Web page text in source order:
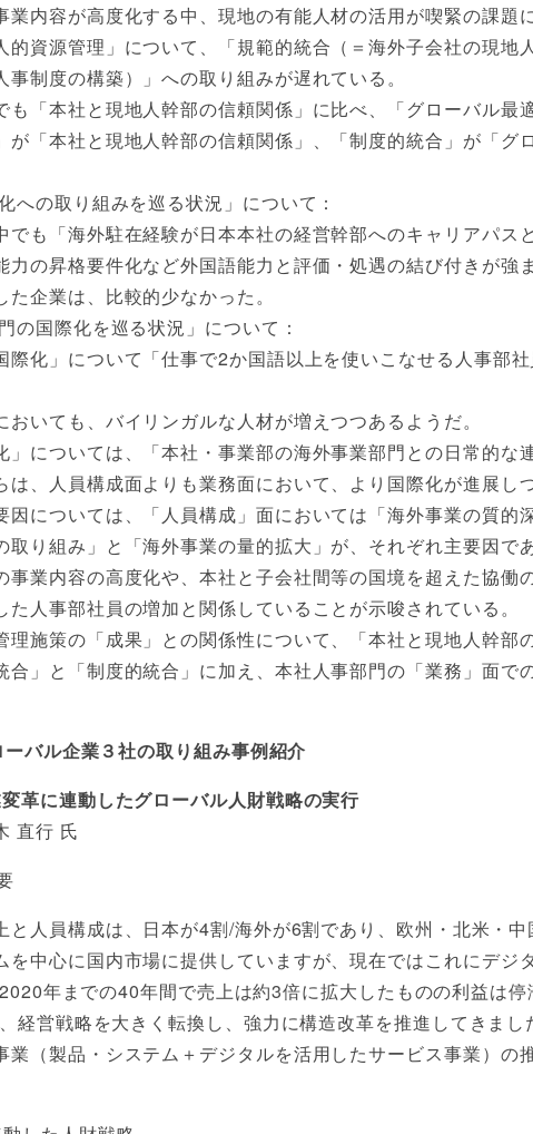
業内容が高度化する中、現地の有能人材の活用が喫緊の課題
的資源管理」について、「規範的統合（＝海外子会社の現
事制度の構築）」への取り組みが遅れている。
も「本社と現地人幹部の信頼関係」に比べ、「グローバル最
が「本社と現地人幹部の信頼関係」、「制度的統合」が「
への取り組みを巡る状況」について：
でも「海外駐在経験が日本本社の経営幹部へのキャリアパス
力の昇格要件化など外国語能力と評価・処遇の結び付きが
企業は、比較的少なかった。
の国際化を巡る状況」について：
際化」について「仕事で2か国語以上を使いこなせる人事部
おいても、バイリンガルな人材が増えつつあるようだ。
」については、「本社・事業部の海外事業部門との日常的
は、人員構成面よりも業務面において、より国際化が進展し
因については、「人員構成」面においては「海外事業の質
取り組み」と「海外事業の量的拡大」が、それぞれ主要因で
事業内容の高度化や、本社と子会社間等の国境を超えた協
た人事部社員の増加と関係していることが示唆されている。
理施策の「成果」との関係性について、「本社と現地人幹
合」と「制度的統合」に加え、本社人事部門の「業務」面
ーバル企業３社の取り組み事例紹介
変革に連動したグローバル人財戦略の実行
直行 氏
と人員構成は、日本が4割/海外が6割であり、欧州・北米・
を中心に国内市場に提供していますが、現在ではこれにデ
年までの40年間で売上は約3倍に拡大したものの利益は
経営戦略を大きく転換し、強力に構造改革を推進してきま
業（製品・システム＋デジタルを活用したサービス事業）